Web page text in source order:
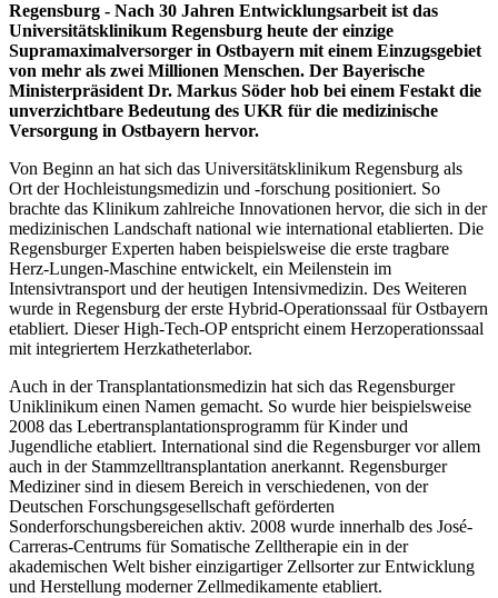
Regensburg - Nach 30 Jahren Entwicklungsarbeit ist das
Universitätsklinikum Regensburg heute der einzige
Supramaximalversorger in Ostbayern mit einem Einzugsgebiet
von mehr als zwei Millionen Menschen. Der Bayerische
Ministerpräsident Dr. Markus Söder hob bei einem Festakt die
unverzichtbare Bedeutung des UKR für die medizinische
Versorgung in Ostbayern hervor.
Von Beginn an hat sich das Universitätsklinikum Regensburg als
Ort der Hochleistungsmedizin und -forschung positioniert. So
brachte das Klinikum zahlreiche Innovationen hervor, die sich in der
medizinischen Landschaft national wie international etablierten. Die
Regensburger Experten haben beispielsweise die erste tragbare
Herz-Lungen-Maschine entwickelt, ein Meilenstein im
Intensivtransport und der heutigen Intensivmedizin. Des Weiteren
wurde in Regensburg der erste Hybrid-Operationssaal für Ostbayern
etabliert. Dieser High-Tech-OP entspricht einem Herzoperationssaal
mit integriertem Herzkatheterlabor.
Auch in der Transplantationsmedizin hat sich das Regensburger
Uniklinikum einen Namen gemacht. So wurde hier beispielsweise
2008 das Lebertransplantationsprogramm für Kinder und
Jugendliche etabliert. International sind die Regensburger vor allem
auch in der Stammzelltransplantation anerkannt. Regensburger
Mediziner sind in diesem Bereich in verschiedenen, von der
Deutschen Forschungsgesellschaft geförderten
Sonderforschungsbereichen aktiv. 2008 wurde innerhalb des José-
Carreras-Centrums für Somatische Zelltherapie ein in der
akademischen Welt bisher einzigartiger Zellsorter zur Entwicklung
und Herstellung moderner Zellmedikamente etabliert.